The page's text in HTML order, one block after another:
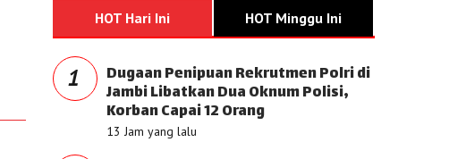
HOT Hari Ini HOT Minggu Ini
1 Dugaan Penipuan Rekrutmen Polri di
Jambi Libatkan Dua Oknum Polisi,
Korban Capai 12 Orang
13 Jam yang lalu